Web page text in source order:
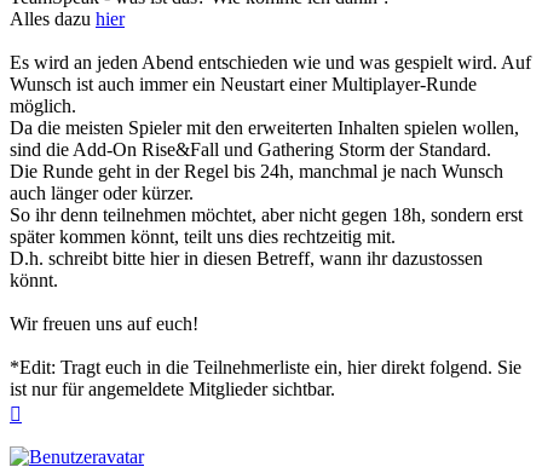
Alles dazu hier
Es wird an jeden Abend entschieden wie und was gespielt wird. Auf
Wunsch ist auch immer ein Neustart einer Multiplayer-Runde
möglich.
Da die meisten Spieler mit den erweiterten Inhalten spielen wollen,
sind die Add-On Rise&Fall und Gathering Storm der Standard.
Die Runde geht in der Regel bis 24h, manchmal je nach Wunsch
auch länger oder kürzer.
So ihr denn teilnehmen möchtet, aber nicht gegen 18h, sondern erst
später kommen könnt, teilt uns dies rechtzeitig mit.
D.h. schreibt bitte hier in diesen Betreff, wann ihr dazustossen
könnt.
Wir freuen uns auf euch!
*Edit: Tragt euch in die Teilnehmerliste ein, hier direkt folgend. Sie
ist nur für angemeldete Mitglieder sichtbar.